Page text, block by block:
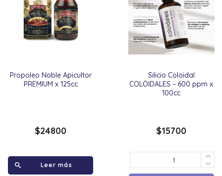
Propoleo Noble Apicultor
PREMIUM x 125cc
$24800
Leer más
Silicio Coloidal
COLÖIDALES – 600 ppm x
100cc
$15700